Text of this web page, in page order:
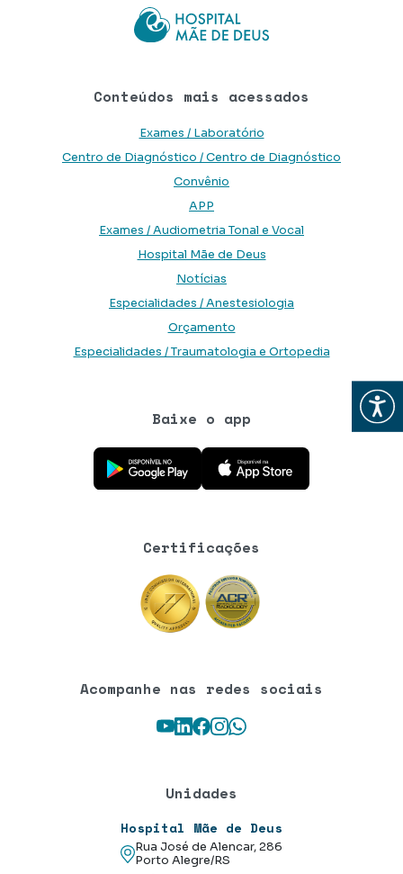
Abrir
Conteúdos mais acessados
Exames / Laboratório
Centro de Diagnóstico / Centro de Diagnóstico
Convênio
APP
Exames / Audiometria Tonal e Vocal
Hospital Mãe de Deus
Notícias
Especialidades / Anestesiologia
Orçamento
Especialidades / Traumatologia e Ortopedia
Baixe o app
Baixe o aplicativo na Google Play Store
Baixe o aplicativo na App Store
Certificações
Acompanhe nas redes sociais
Youtube
LinkedIn
Facebook
Instagram
WhatsApp
Unidades
Hospital Mãe de Deus
Rua José de Alencar, 286
Porto Alegre/RS